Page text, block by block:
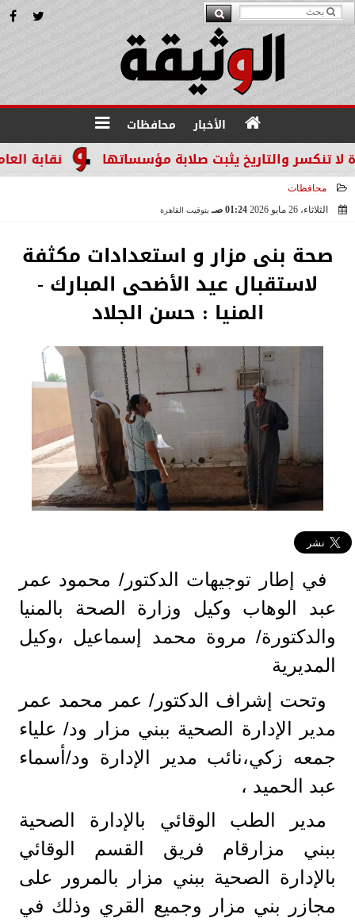
الأخبار محافظات
نقابة العاملين يثبت صلابة مؤسساتها
محافظات
الثلاثاء، 26 مايو 2026
01:24 صـ بتوقيت القاهرة
صحة بنى مزار و استعدادات مكثفة
لاستقبال عيد الأضحى المبارك -
المنيا : حسن الجلاد
في إطار توجيهات الدكتور/ محمود عمر
عبد الوهاب وكيل وزارة الصحة بالمنيا
والدكتورة/ مروة محمد إسماعيل ،وكيل
المديرية
وتحت إشراف الدكتور/ عمر محمد عمر
مدير الإدارة الصحية ببني مزار ود/ علياء
جمعه زكي،نائب مدير الإدارة ود/أسماء
عبد الحميد ،
مدير الطب الوقائي بالإدارة الصحية
ببني مزارقام فريق القسم الوقائي
بالإدارة الصحية ببني مزار بالمرور على
مجازر بني مزار وجميع القري وذلك في